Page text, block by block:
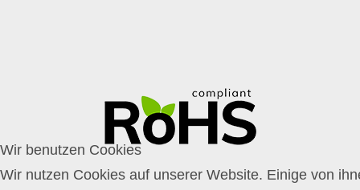
Wir benutzen Cookies
Wir nutzen Cookies auf unserer Website. Einige von